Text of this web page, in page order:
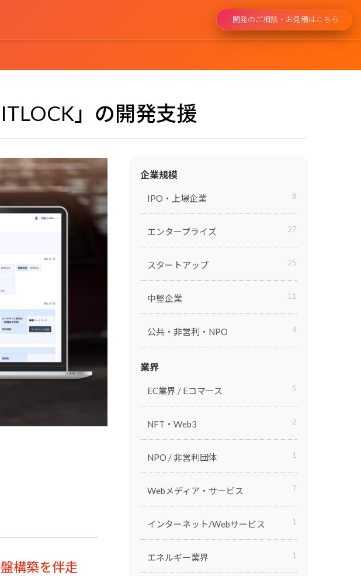
Development
PoCによる実装と検証
Design Workshop
業の検証ワークショップ
診断
レーションテスト + 脆弱性評価
開発支援
発拠点を活用した開発支援
向け業務システム開発支援
Accessibility*Check
xseeds Hub
プロアーティスト向けファンコミュ
ニティ
団
カジュアルゲームの企画・開発・運
開発のご相談・お見積はこちら
」の開発支援
構築を伴走
企業規模
IPO・上場企業 8
エンタープライズ 27
スタートアップ 25
中堅企業 11
公共・非営利・NPO 4
業界
EC業界 / Eコマース 5
NFT・Web3 2
NPO / 非営利団体 1
Webメディア・サービス 7
インターネット/Webサービス 1
エネルギー業界 1